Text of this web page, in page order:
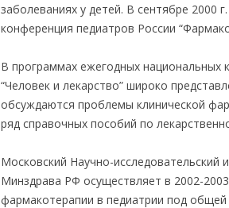
заболеваниях у детей. В сентябре 2000
конференция педиатров России
В программах ежегодных национальных
“Человек и лекарство” широко
обсуждаются проблемы клинической
ряд справочных пособий по
Московский Научно-исследовательский
Минздрава РФ осуществляет в 2002-
фармакотерапии в педиатрии под